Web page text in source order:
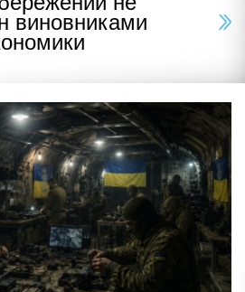
виновниками